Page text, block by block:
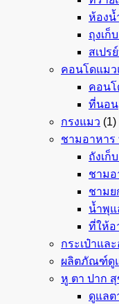
ห้องน้
ถุงเก็
สเปร
คอนโดแม
คอนโ
ที่นอน
กรงแมว (1)
ชามอาหาร
ถังเก็
ชามอ
ชามย
น้ำพุแ
ที่ให้อ
กระเป๋าแล
ผลิตภัณฑ์ดู
หู ตา ปาก
ดูแลต